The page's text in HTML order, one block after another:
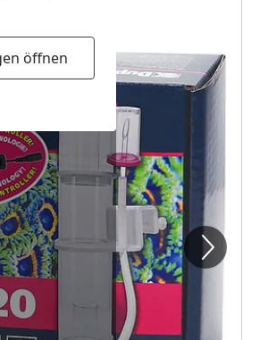
öffnen